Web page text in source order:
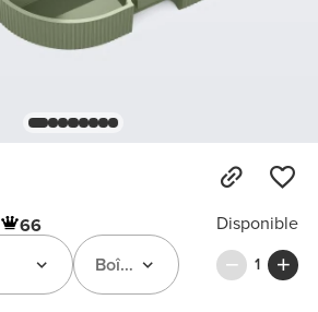
66
Disponible
Boîte à Pilules
1